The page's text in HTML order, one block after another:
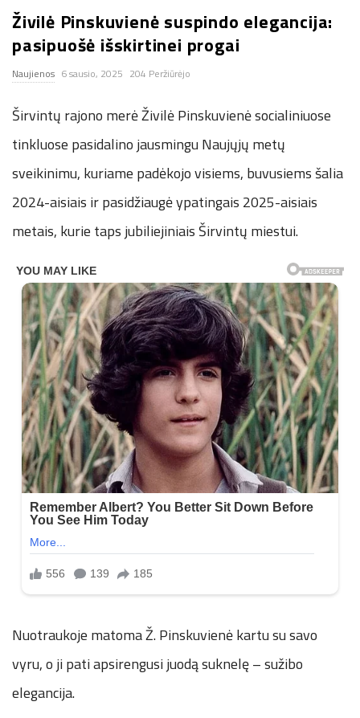
n
.
n
e
t
Živilė Pinskuvienė suspindo elegancija:
pasipuošė išskirtinei progai
Naujienos 6 sausio, 2025 204 Peržiūrėjo
Širvintų rajono merė Živilė Pinskuvienė socialiniuose
tinkluose pasidalino jausmingu Naujųjų metų
sveikinimu, kuriame padėkojo visiems, buvusiems šalia
2024-aisiais ir pasidžiaugė ypatingais 2025-aisiais
metais, kurie taps jubiliejiniais Širvintų miestui.
Nuotraukoje matoma Ž. Pinskuvienė kartu su savo
vyru, o ji pati apsirengusi juodą suknelę – sužibo
elegancija.